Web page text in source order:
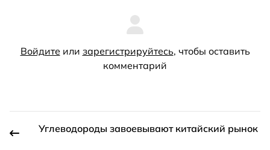
Войдите или зарегистрируйтесь, чтобы оставить
комментарий
Углеводороды завоевывают китайский рынок